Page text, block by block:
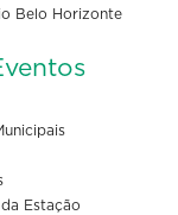
Belo Horizonte
Estação